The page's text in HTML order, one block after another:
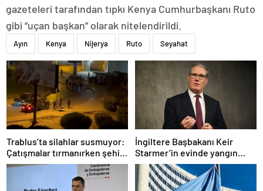
gazeteleri tarafından tıpkı Kenya Cumhurbaşkanı Ruto
gibi “uçan başkan” olarak nitelendirildi.
Ayın Kenya Nijerya Ruto Seyahat
Trablus’ta silahlar susmuyor:
Çatışmalar tırmanırken şehir
alarmda
İngiltere Başbakanı Keir
Starmer’in evinde yangın
çıktı